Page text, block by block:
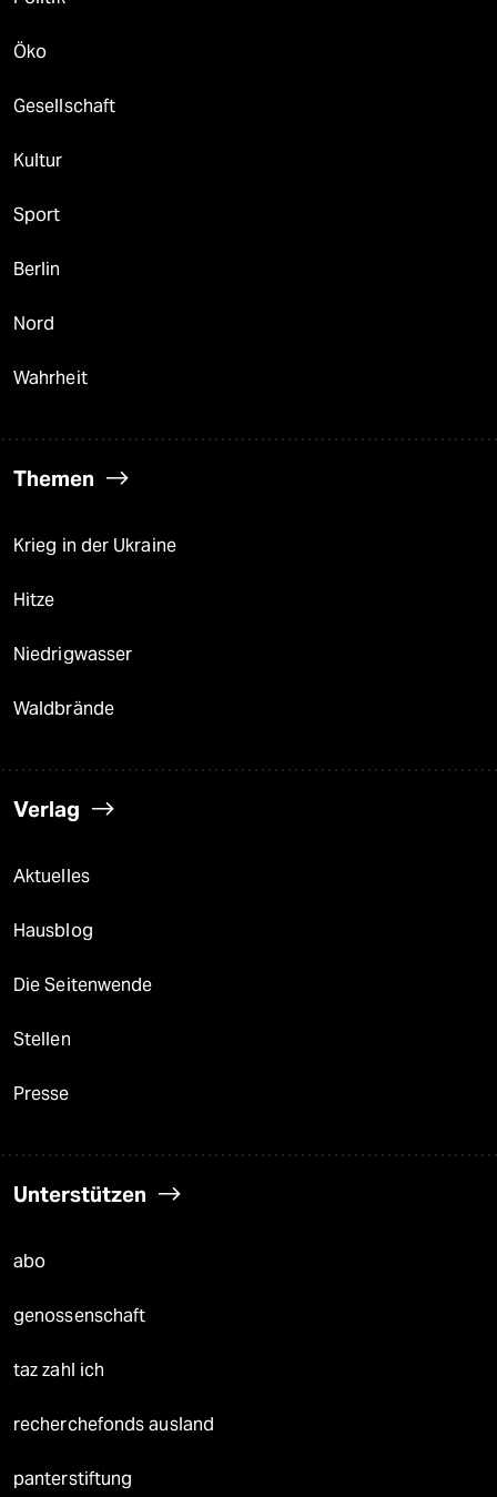
Öko
Gesellschaft
Kultur
Sport
Berlin
Nord
Wahrheit
Themen
Krieg in der Ukraine
Hitze
Niedrigwasser
Waldbrände
Verlag
Aktuelles
Hausblog
Die Seitenwende
Stellen
Presse
Unterstützen
abo
genossenschaft
taz zahl ich
recherchefonds ausland
panterstiftung